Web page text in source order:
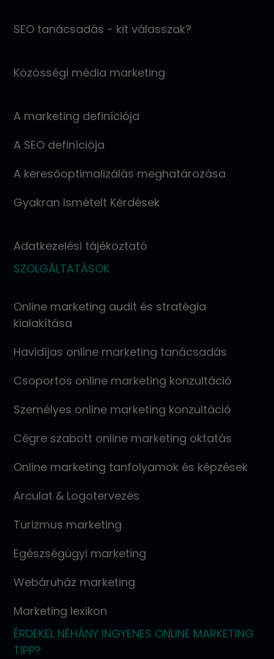
SEO tanácsadás - kit válasszak?
Közösségi média marketing
A marketing definíciója
A SEO definíciója
A keresőoptimalizálás meghatározása
Gyakran Ismételt Kérdések
Adatkezelési tájékoztató
SZOLGÁLTATÁSOK
Online marketing audit és stratégia
kialakítása
Havidíjas online marketing tanácsadás
Csoportos online marketing konzultáció
Személyes online marketing konzultáció
Cégre szabott online marketing oktatás
Online marketing tanfolyamok és képzések
Arculat & Logotervezés
Turizmus marketing
Egészségügyi marketing
Webáruház marketing
Marketing lexikon
ÉRDEKEL NÉHÁNY INGYENES ONLINE MARKETING
TIPP?